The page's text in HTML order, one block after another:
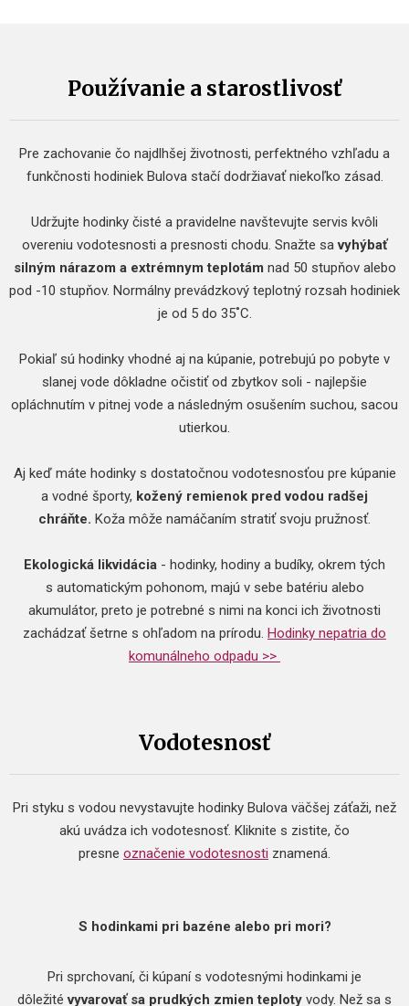
Používanie a starostlivosť
Pre zachovanie čo najdlhšej životnosti, perfektného vzhľadu a
funkčnosti hodiniek Bulova stačí dodržiavať niekoľko zásad.
Udržujte hodinky čisté a pravidelne navštevujte servis kvôli
overeniu vodotesnosti a presnosti chodu. Snažte savyhýbať
silným nárazom a extrémnym teplotám nad 50 stupňov alebo
pod -10 stupňov. Normálny prevádzkový teplotný rozsah hodiniek
je od 5 do 35˚C.
Pokiaľ sú hodinky vhodné aj na kúpanie, potrebujú po pobyte v
slanej vode dôkladne očistiť od zbytkov soli - najlepšie
opláchnutím v pitnej vode a následným osušením suchou, sacou
utierkou.
Aj keď máte hodinky s dostatočnou vodotesnosťou pre kúpanie
a vodné športy, kožený remienok pred vodou radšej
chráňte. Koža môže namáčaním stratiť svoju pružnosť.
Ekologická likvidácia - hodinky, hodiny a budíky, okrem tých
s automatickým pohonom, majú v sebe batériu alebo
akumulátor, preto je potrebné s nimi na konci ich životnosti
zachádzať šetrne s ohľadom na prírodu. Hodinky nepatria do
komunálneho odpadu >>
Vodotesnosť
Pri styku s vodou nevystavujte hodinky Bulova väčšej záťaži, než
akú uvádza ich vodotesnosť. Kliknite s zistite, čo
presne označenie vodotesnosti znamená.
S hodinkami pri bazéne alebo pri mori?
Pri sprchovaní, či kúpaní s vodotesnými hodinkami je
dôležitévyvarovať sa prudkých zmien teploty vody. Než sa s